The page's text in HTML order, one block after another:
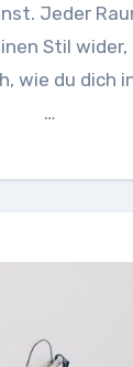
Jeder
Stil wider,
wie du dich
…